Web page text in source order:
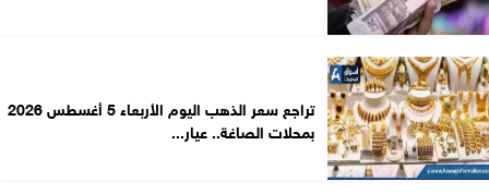
تراجع سعر الذهب اليوم الأربعاء 5 أغسطس 2026
بمحلات الصاغة.. عيار...